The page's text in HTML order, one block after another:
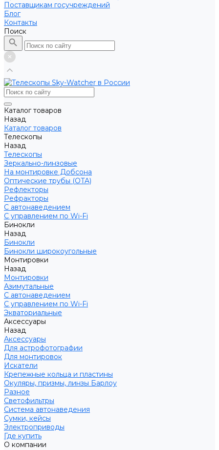
Поставщикам госучреждений
Блог
Контакты
Поиск
Каталог товаров
Назад
Каталог товаров
Телескопы
Назад
Телескопы
Зеркально-линзовые
На монтировке Добсона
Оптические трубы (OTA)
Рефлекторы
Рефракторы
С автонаведением
С управлением по Wi-Fi
Бинокли
Назад
Бинокли
Бинокли широкоугольные
Монтировки
Назад
Монтировки
Азимутальные
С автонаведением
С управлением по Wi-Fi
Экваториальные
Аксессуары
Назад
Аксессуары
Для астрофотографии
Для монтировок
Искатели
Крепежные кольца и пластины
Окуляры, призмы, линзы Барлоу
Разное
Светофильтры
Система автонаведения
Сумки, кейсы
Электроприводы
Где купить
О компании